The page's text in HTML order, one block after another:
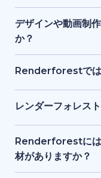
ム、フリーランサ
が、フル制作チー
用、またはプロモ
Renderforestは複
ラットフォームに
ストから動画生成
作成・編集・書き
います。
デザインや動画制
か？
はい、使えます。
ンプレート、AI ア
デアを入力するだ
アル、タイミング
画制作の事前知識
Renderforestでは
Renderforest は、
プレゼン資料、イ
ト、ストック映像
ど、目的に応じて
ちらも制作できます
レンダーフォレス
はい。
デアをフル動画に
ン、ストック素材
Renderforestには
材がありますか？
Renderforest には